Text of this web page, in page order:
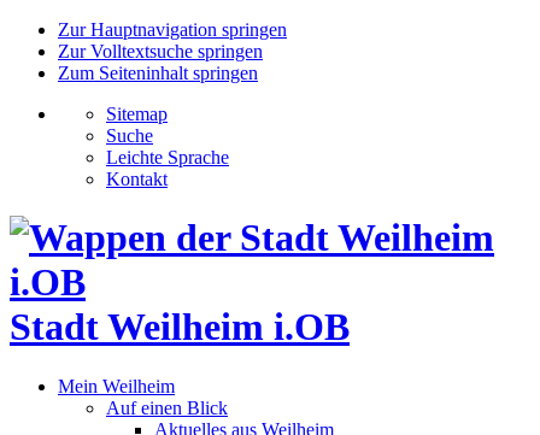
Zur Hauptnavigation springen
Zur Volltextsuche springen
Zum Seiteninhalt springen
Sitemap
Suche
Leichte Sprache
Kontakt
Stadt Weilheim i.OB
Mein Weilheim
Auf einen Blick
Aktuelles aus Weilheim